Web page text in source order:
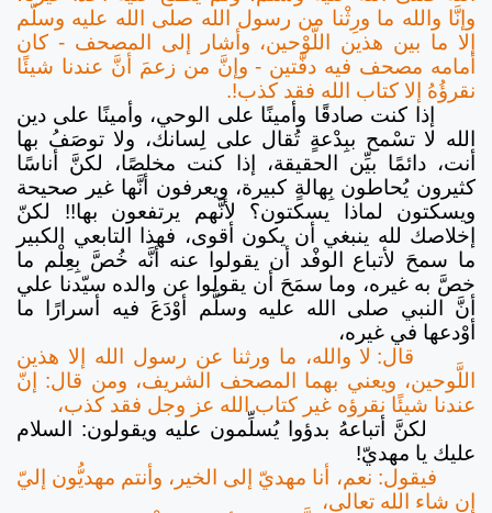
وإنَّا والله ما ورِثْنا من رسول الله صلى الله عليه وسلّم
إلا ما بين هذين اللَّوْحين، وأشار إلى المصحف - كان
أمامه مصحف فيه دفَّتين - وإنَّ من زعمَ أنَّ عندنا شيئًا
نقرؤُهُ إلا كتاب الله فقد كذب!.
إذا كنت صادقًا وأمينًا على الوحي، وأمينًا على دين
الله لا تسْمح ببِدْعةٍ تُقال على لِسانك، ولا توصَفُ بها
أنت، دائمًا بيِّن الحقيقة، إذا كنت مخلصًا، لكنَّ أناسًا
كثيرون يُحاطون بِهالةٍ كبيرة، ويعرفون أنَّها غير صحيحة
ويسكتون لماذا يسكتون؟ لأنَّهم يرتفعون بها!! لكنّ
إخلاصك لله ينبغي أن يكون أقوى، فهذا التابعي الكبير
ما سمحَ لأتباع الوفْد أن يقولوا عنه أنَّه خُصَّ بِعِلْم ما
خصَّ به غيره، وما سمَحَ أن يقولوا عن والده سيّدنا علي
أنَّ النبي صلى الله عليه وسلَّم أوْدَعَ فيه أسرارًا ما
أوْدعها في غيره،
قال: لا والله، ما ورثنا عن رسول الله إلا هذين
اللَّوحين، ويعني بهما المصحف الشريف، ومن قال: إنّ
عندنا شيئًا نقرؤه غير كتاب الله عز وجل فقد كذب،
لكنَّ أتباعهُ بدؤوا يُسلِّمون عليه ويقولون: السلام
عليك يا مهديّ!
فيقول: نعم، أنا مهديّ إلى الخير، وأنتم مهديُّون إليّ
إن شاء الله تعالى،